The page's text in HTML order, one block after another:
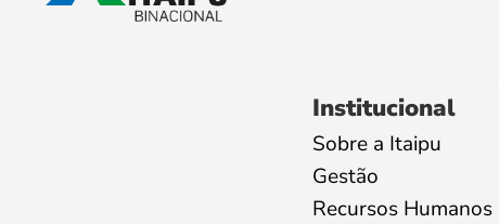
Institucional
Sobre a Itaipu
Gestão
Recursos Humanos